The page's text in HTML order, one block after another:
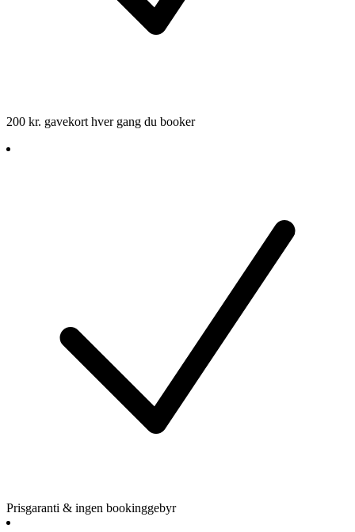
200 kr. gavekort hver gang du booker
Prisgaranti & ingen bookinggebyr